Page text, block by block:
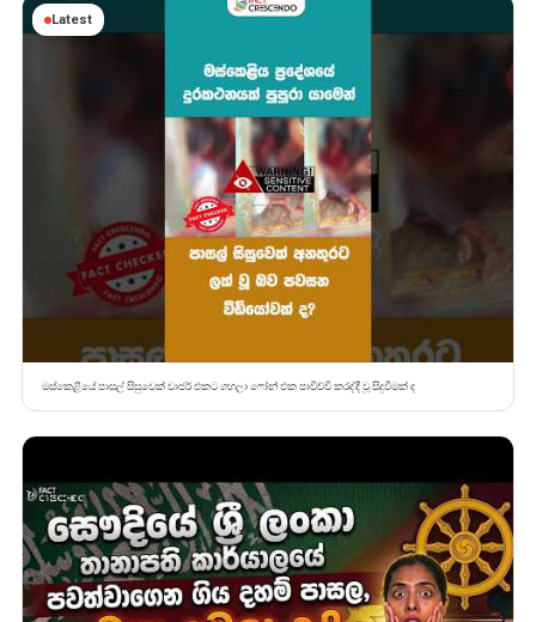
Latest
මස්කෙළියේ පාසල් සිසුවෙක් චාජර් එකට ගහලා ෆෝන් එක පාවිච්චි කරද්දී වූ සිදුවීමක් ද